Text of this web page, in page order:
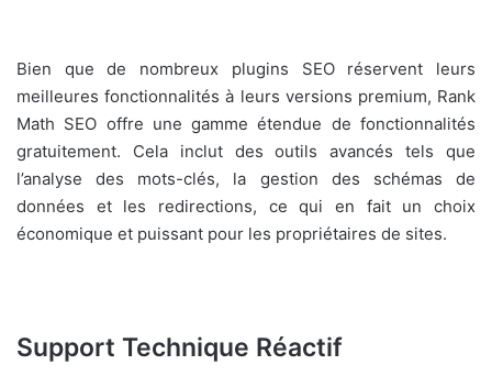
Bien que de nombreux plugins SEO réservent leurs
meilleures fonctionnalités à leurs versions premium, Rank
Math SEO offre une gamme étendue de fonctionnalités
gratuitement. Cela inclut des outils avancés tels que
l’analyse des mots-clés, la gestion des schémas de
données et les redirections, ce qui en fait un choix
économique et puissant pour les propriétaires de sites.
Support Technique Réactif